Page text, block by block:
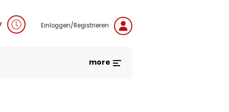
Einloggen/Registrieren
more